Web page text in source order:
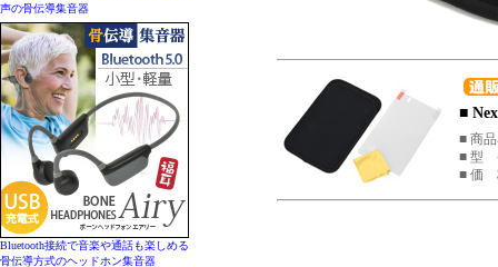
声の骨伝導集音器
Bluetooth接続で音楽や通話も楽しめる
骨伝導方式のヘッドホン集音器
■
■ 商
■ 型
■ 価